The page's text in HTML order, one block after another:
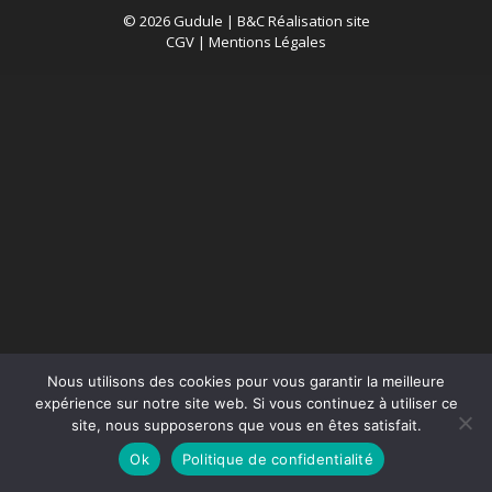
© 2026 Gudule | B&C Réalisation site
CGV | Mentions Légales
Nous utilisons des cookies pour vous garantir la meilleure
expérience sur notre site web. Si vous continuez à utiliser ce
site, nous supposerons que vous en êtes satisfait.
Ok
Politique de confidentialité